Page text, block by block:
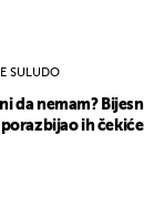
SULUDO
da nemam?
ih